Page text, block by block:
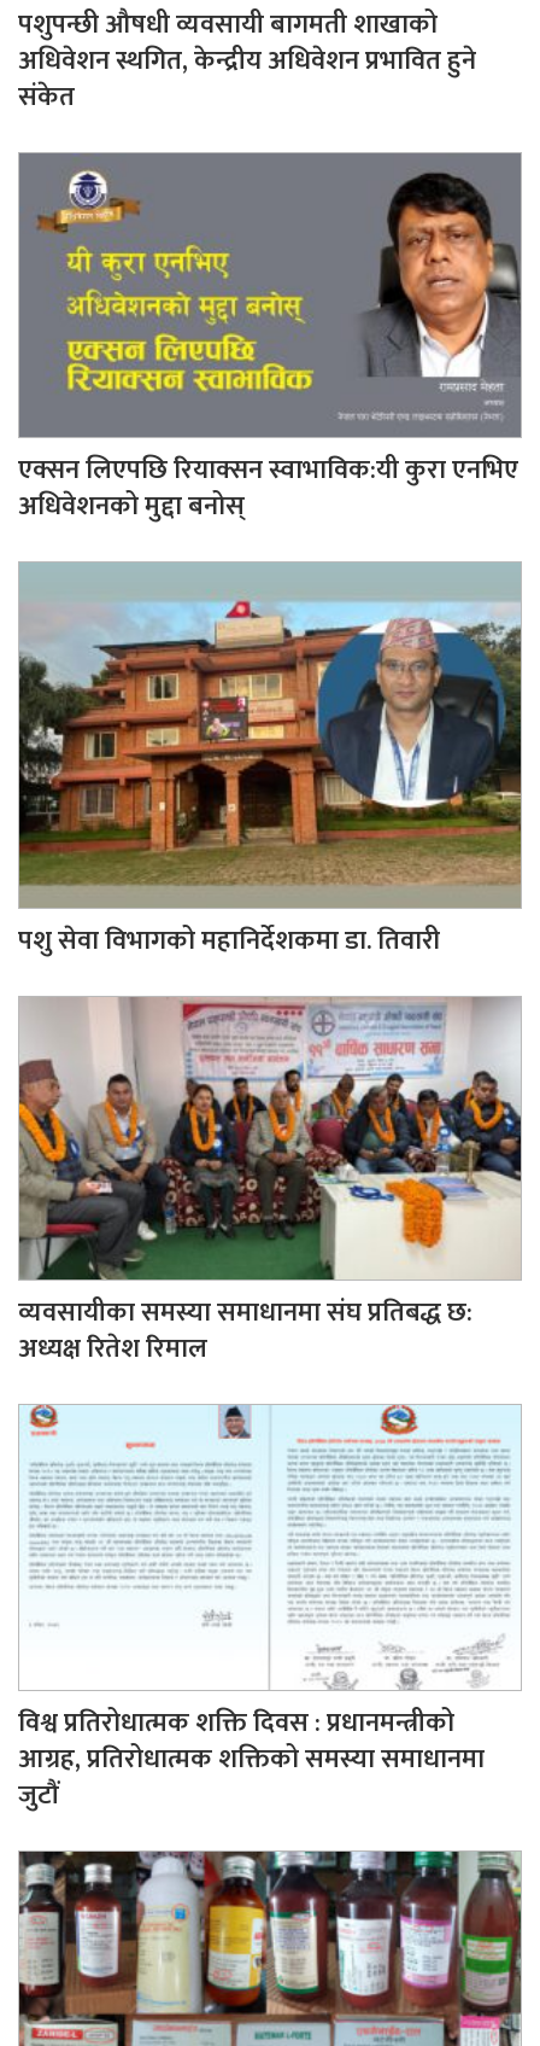
पशुपन्छी औषधी व्यवसायी बागमती शाखाको
अधिवेशन स्थगित, केन्द्रीय अधिवेशन प्रभावित हुने
संकेत
एक्सन लिएपछि रियाक्सन स्वाभाविक:यी कुरा एनभिए
अधिवेशनको मुद्दा बनोस्
पशु सेवा विभागको महानिर्देशकमा डा. तिवारी
व्यवसायीका समस्या समाधानमा संघ प्रतिबद्ध छ:
अध्यक्ष रितेश रिमाल
विश्व प्रतिरोधात्मक शक्ति दिवस : प्रधानमन्त्रीको
आग्रह, प्रतिरोधात्मक शक्तिको समस्या समाधानमा
जुटौं